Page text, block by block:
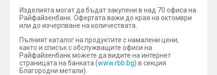
Изделията могат да бъдат закупени в над 70 офиса на
Райфайзенбанк. Офертата важи до края на октомври
или до изчерпване на количествата.
Пълният каталог на продуктите с намалени цени,
както и списък с обслужващите офиси на
Райфайзенбанк можете да видите на интернет
страницата на банката (www.rbb.bg) в секция
Благородни метали).